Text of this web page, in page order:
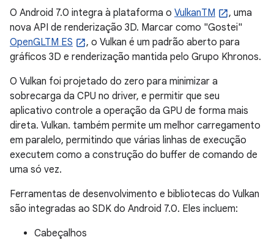
O Android 7.0 integra à plataforma o VulkanTM
, uma
nova API de renderização 3D. Marcar como "Gostei"
OpenGLTM ES
, o Vulkan é um padrão aberto para
gráficos 3D e renderização mantida pelo Grupo Khronos.
O Vulkan foi projetado do zero para minimizar a
sobrecarga da CPU no driver, e permitir que seu
aplicativo controle a operação da GPU de forma mais
direta. Vulkan. também permite um melhor carregamento
em paralelo, permitindo que várias linhas de execução
executem como a construção do buffer de comando de
uma só vez.
Ferramentas de desenvolvimento e bibliotecas do Vulkan
são integradas ao SDK do Android 7.0. Eles incluem:
Cabeçalhos